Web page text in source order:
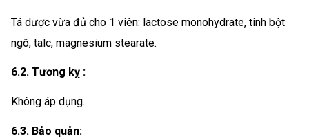
Tá dược vừa đủ cho 1 viên: lactose monohydrate, tinh bột
ngô, talc, magnesium stearate.
6.2. Tương kỵ :
Không áp dụng.
6.3. Bảo quản: